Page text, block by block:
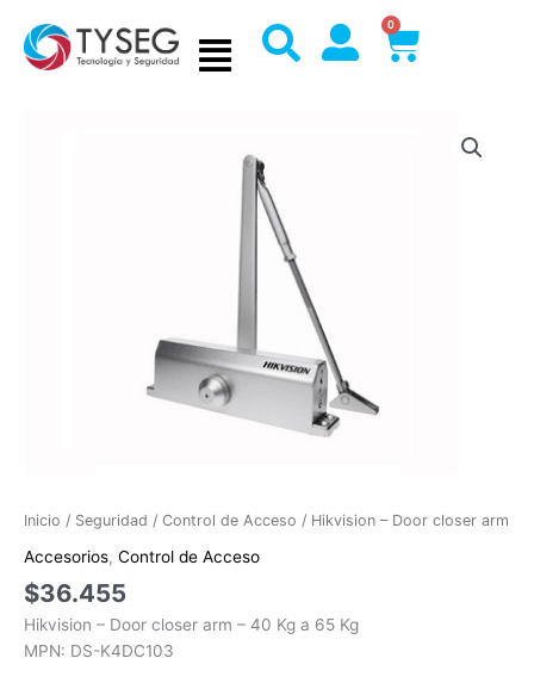
contenido
0
Cart
Inicio / Seguridad / Control de Acceso / Hikvision – Door closer arm
Accesorios, Control de Acceso
$36.455
Hikvision – Door closer arm – 40 Kg a 65 Kg
MPN: DS-K4DC103